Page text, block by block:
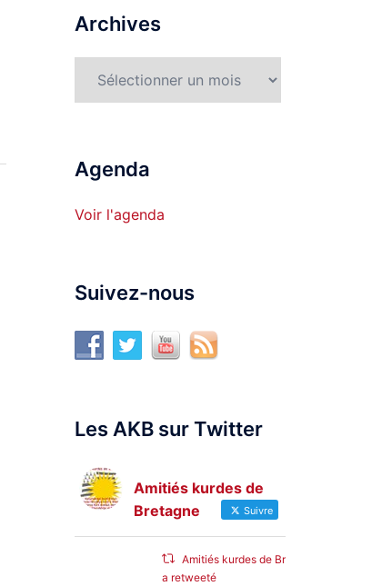
Archives
Agenda
Voir l'agenda
Suivez-nous
Les AKB sur Twitter
Amitiés kurdes de
Bretagne
Suivre
Amitiés kurdes de Bretagne
a retweeté